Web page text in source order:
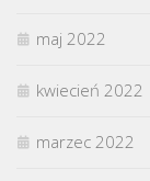
maj 2022
kwiecień 2022
marzec 2022